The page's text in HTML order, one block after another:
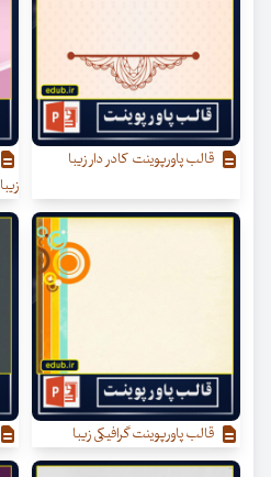
قالب پاورپوینت کادر دار زیبا
زیبا
قالب پاورپوینت گرافیکی زیبا